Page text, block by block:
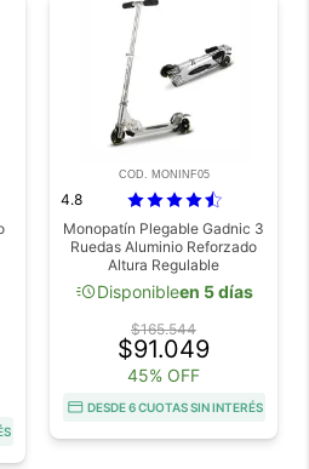
COD. MONINF05
4.8
Monopatín Plegable Gadnic 3
Ruedas Aluminio Reforzado
Altura Regulable
acuteDisponibleen 5 días
$165.544
$91.049
45% OFF
DESDE 6 CUOTAS SIN INTERÉS